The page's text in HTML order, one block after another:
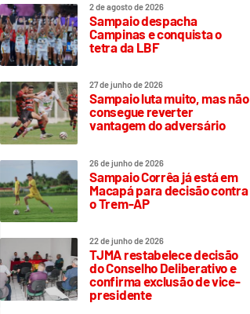
2 de agosto de 2026
Sampaio despacha
Campinas e conquista o
tetra da LBF
27 de junho de 2026
Sampaio luta muito, mas não
consegue reverter
vantagem do adversário
26 de junho de 2026
Sampaio Corrêa já está em
Macapá para decisão contra
o Trem-AP
22 de junho de 2026
TJMA restabelece decisão
do Conselho Deliberativo e
confirma exclusão de vice-
presidente